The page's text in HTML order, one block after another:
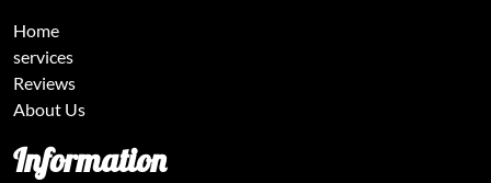
Home
services
Reviews
About Us
Information